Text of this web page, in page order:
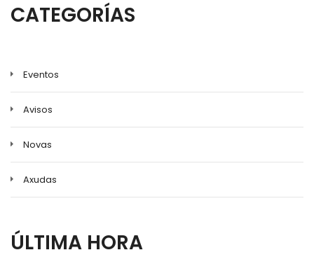
CATEGORÍAS
Eventos
Avisos
Novas
Axudas
ÚLTIMA HORA